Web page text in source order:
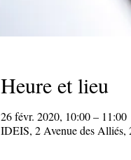
Heure et lieu
26 févr. 2020, 10:00 – 11:00
IDEIS, 2 Avenue des Alliés,